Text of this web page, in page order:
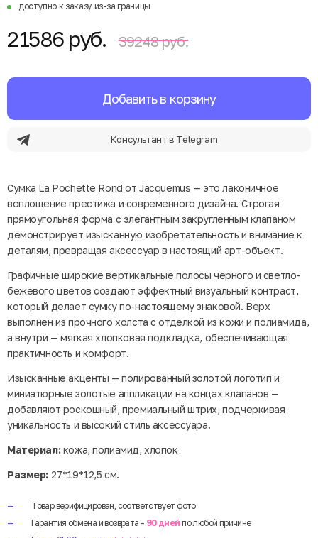
доступно к заказу из-за границы
21586 руб. 39248 руб.
Добавить в корзину
Консультант в Telegram
Сумка La Pochette Rond от Jacquemus — это лаконичное
воплощение престижа и современного дизайна. Строгая
прямоугольная форма с элегантным закруглённым клапаном
демонстрирует изысканную изобретательность и внимание к
деталям, превращая аксессуар в настоящий арт-объект.
Графичные широкие вертикальные полосы черного и светло-
бежевого цветов создают эффектный визуальный контраст,
который делает сумку по-настоящему знаковой. Верх
выполнен из прочного холста с отделкой из кожи и полиамида,
а внутри — мягкая хлопковая подкладка, обеспечивающая
практичность и комфорт.
Изысканные акценты — полированный золотой логотип и
миниатюрные золотые аппликации на концах клапанов —
добавляют роскошный, премиальный штрих, подчеркивая
уникальность и высокий стиль аксессуара.
Материал:кожа, полиамид, хлопок
Размер: 27*19*12,5 см.
Товар верифицирован, соответствует фото
Гарантия обмена и возврата - 90 дней по любой причине